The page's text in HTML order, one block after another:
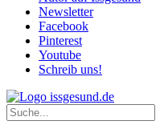
Newsletter
Facebook
Pinterest
Youtube
Schreib uns!